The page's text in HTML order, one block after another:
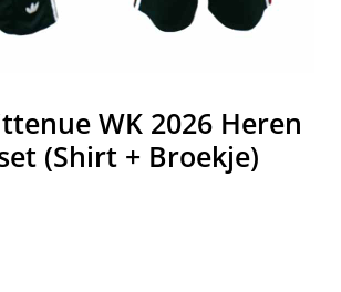
WK 2026 Heren
(Shirt + Broekje)